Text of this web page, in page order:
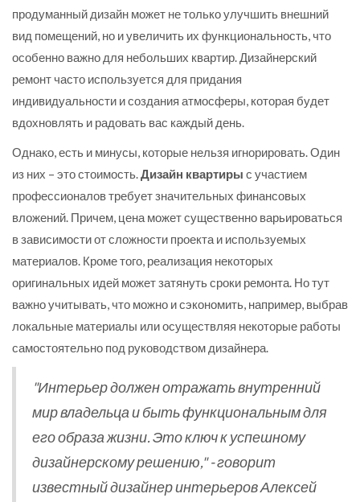
продуманный дизайн может не только улучшить внешний
вид помещений, но и увеличить их функциональность, что
особенно важно для небольших квартир. Дизайнерский
ремонт часто используется для придания
индивидуальности и создания атмосферы, которая будет
вдохновлять и радовать вас каждый день.
Однако, есть и минусы, которые нельзя игнорировать. Один
из них – это стоимость.Дизайн квартиры с участием
профессионалов требует значительных финансовых
вложений. Причем, цена может существенно варьироваться
в зависимости от сложности проекта и используемых
материалов. Кроме того, реализация некоторых
оригинальных идей может затянуть сроки ремонта. Но тут
важно учитывать, что можно и сэкономить, например, выбрав
локальные материалы или осуществляя некоторые работы
самостоятельно под руководством дизайнера.
"Интерьер должен отражать внутренний
мир владельца и быть функциональным для
его образа жизни. Это ключ к успешному
дизайнерскому решению," - говорит
известный дизайнер интерьеров Алексей